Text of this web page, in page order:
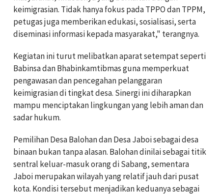
keimigrasian. Tidak hanya fokus pada TPPO dan TPPM,
petugas juga memberikan edukasi, sosialisasi, serta
diseminasi informasi kepada masyarakat," terangnya.
Kegiatan ini turut melibatkan aparat setempat seperti
Babinsa dan Bhabinkamtibmas guna memperkuat
pengawasan dan pencegahan pelanggaran
keimigrasian di tingkat desa. Sinergi ini diharapkan
mampu menciptakan lingkungan yang lebih aman dan
sadar hukum.
Pemilihan Desa Balohan dan Desa Jaboi sebagai desa
binaan bukan tanpa alasan. Balohan dinilai sebagai titik
sentral keluar-masuk orang di Sabang, sementara
Jaboi merupakan wilayah yang relatif jauh dari pusat
kota. Kondisi tersebut menjadikan keduanya sebagai